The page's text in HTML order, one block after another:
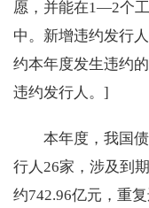
愿，并能在1―2个
中。新增违约发行
约本年度发生违约
违约发行人。]
本年度，我国
行人26家，涉及到
约742.96亿元，重